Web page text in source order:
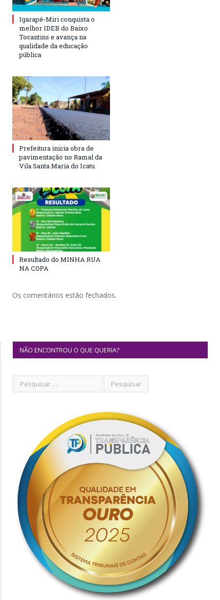
Igarapé-Miri conquista o
melhor IDEB do Baixo
Tocantins e avança na
qualidade da educação
pública
Prefeitura inicia obra de
pavimentação no Ramal da
Vila Santa Maria do Icatu
Resultado do MINHA RUA
NA COPA
Os comentários estão fechados.
NÃO ENCONTROU O QUE QUERIA?